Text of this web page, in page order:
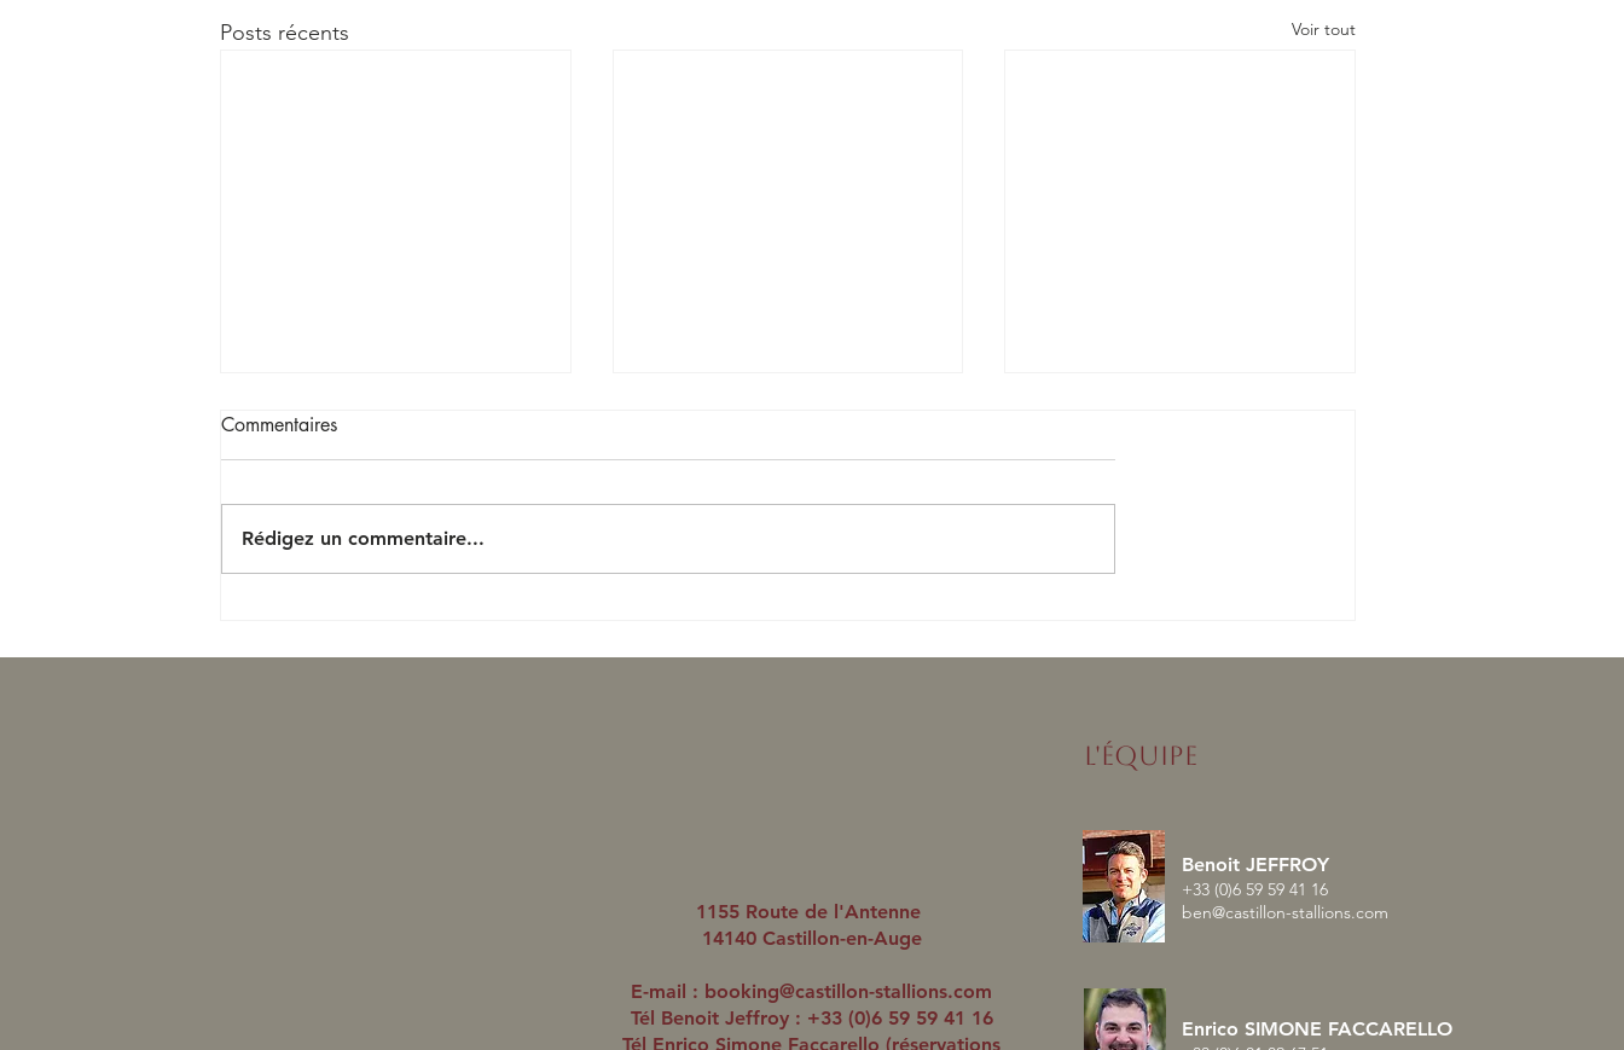
Posts récents Voir tout
Une vente d’Aout réussie
Commentaires
Rédigez un commentaire...
1155 Route de l'Antenne
14140 Castillon-en-Auge
E-mail : booking@castillon-stallions.com
Tél Benoit Jeffroy : +33 (0)6 59 59 41 16
Tél Enrico Simone Faccarello (réservations
L'ÉQUIPE
Benoit JEFFROY
+33 (0)6 59 59 41 16
ben@castillon-stallions.com
Enrico SIMONE FACCARELLO